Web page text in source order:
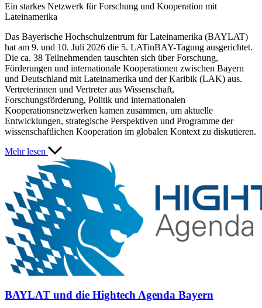
Ein starkes Netzwerk für Forschung und Kooperation mit
Lateinamerika
Das Bayerische Hochschulzentrum für Lateinamerika (BAYLAT)
hat am 9. und 10. Juli 2026 die 5. LATinBAY-Tagung ausgerichtet.
Die ca. 38 Teilnehmenden tauschten sich über Forschung,
Förderungen und internationale Kooperationen zwischen Bayern
und Deutschland mit Lateinamerika und der Karibik (LAK) aus.
Vertreterinnen und Vertreter aus Wissenschaft,
Forschungsförderung, Politik und internationalen
Kooperationsnetzwerken kamen zusammen, um aktuelle
Entwicklungen, strategische Perspektiven und Programme der
wissenschaftlichen Kooperation im globalen Kontext zu diskutieren.
Mehr lesen
BAYLAT und die Hightech Agenda Bayern